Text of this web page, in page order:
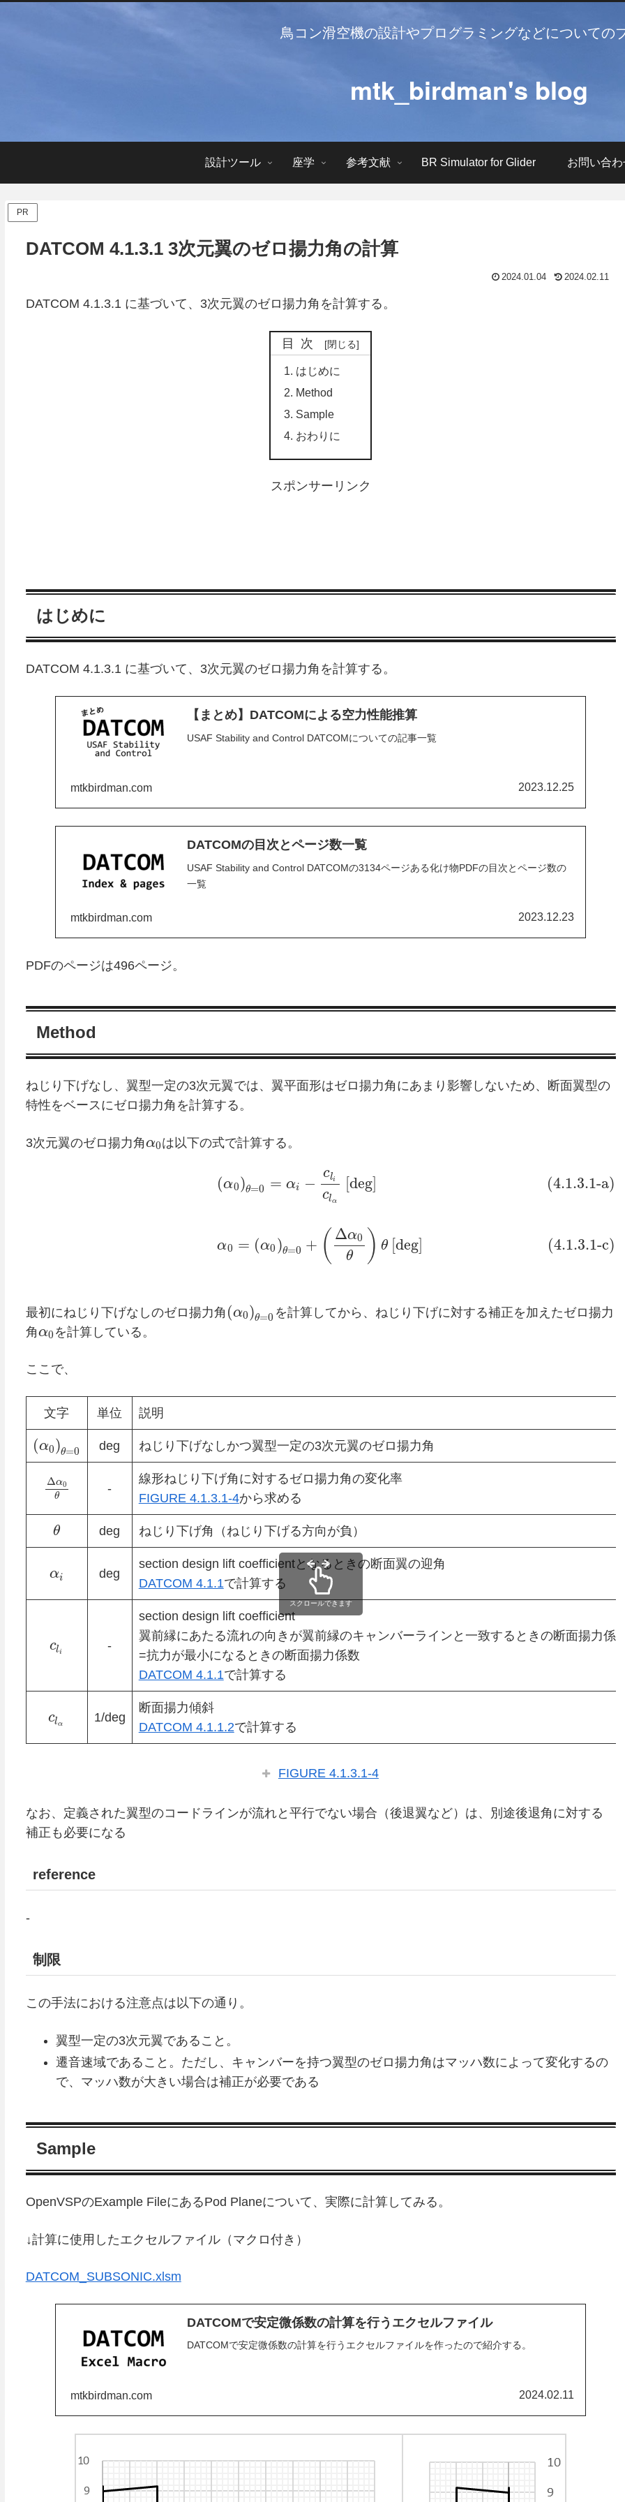
鳥コン滑空機の設計やプログラミングなどについての
mtk_birdman's blog
設計ツール 座学 参考文献 BR Simulator for Glider お問い合
PR
DATCOM 4.1.3.1 3次元翼のゼロ揚力角の計算
2024.01.04 2024.02.11
DATCOM 4.1.3.1 に基づいて、3次元翼のゼロ揚力角を計算する。
目次
はじめに
Method
Sample
おわりに
スポンサーリンク
はじめに
DATCOM 4.1.3.1 に基づいて、3次元翼のゼロ揚力角を計算する。
【まとめ】DATCOMによる空力性能推算
USAF Stability and Control DATCOMについての記事一覧
mtkbirdman.com 2023.12.25
DATCOMの目次とページ数一覧
USAF Stability and Control DATCOMの3134ページある化け物PDFの目次とページ数の
一覧
mtkbirdman.com 2023.12.23
PDFのページは496ページ。
Method
ねじり下げなし、翼型一定の3次元翼では、翼平面形はゼロ揚力角にあまり影響しないため、断面翼型の
特性をベースにゼロ揚力角を計算する。
3次元翼のゼロ揚力角α0は以下の式で計算する。
(α0)θ=0 = αi −
cli
clα
deg]
α0 = (α0 )θ=0 + ( Δα0
θ ) θ [deg]
(4.1.3.1-a)
(4.1.3.1-c)
最初にねじり下げなしのゼロ揚力角 (α0)θ=0 を計算してから、ねじり下げに対する補正を加えたゼロ揚力
角α0 を計算している。
ここで、
文字 単位 説明
(α0)θ=0 deg ねじり下げなしかつ翼型一定の3次元翼のゼロ揚力角
Δα0
θ
-
線形ねじり下げ角に対するゼロ揚力角の変化率
FIGURE 4.1.3.1-4から求める
θ deg ねじり下げ角（ねじり下げる方向が負）
αi deg
section design lift coefficientとなるときの断面翼の迎角
DATCOM 4.1.1で計算する
cli -
section design lift coefficient
翼前縁にあたる流れの向きが翼前縁のキャンバーラインと一致するときの断面揚力係
=抗力が最小になるときの断面揚力係数
DATCOM 4.1.1で計算する
clα 1/deg
断面揚力傾斜
DATCOM 4.1.1.2で計算する
スクロールできます
FIGURE 4.1.3.1-4
なお、定義された翼型のコードラインが流れと平行でない場合（後退翼など）は、別途後退角に対する
補正も必要になる
reference
-
制限
この手法における注意点は以下の通り。
翼型一定の3次元翼であること。
遷音速域であること。ただし、キャンバーを持つ翼型のゼロ揚力角はマッハ数によって変化するの
で、マッハ数が大きい場合は補正が必要である
Sample
OpenVSPのExample FileにあるPod Planeについて、実際に計算してみる。
↓計算に使用したエクセルファイル（マクロ付き）
DATCOM_SUBSONIC.xlsm
DATCOMで安定微係数の計算を行うエクセルファイル
DATCOMで安定微係数の計算を行うエクセルファイルを作ったので紹介する。
mtkbirdman.com 2024.02.11